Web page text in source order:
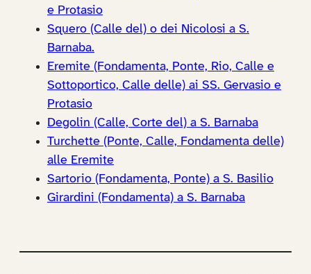
e Protasio
Squero (Calle del) o dei Nicolosi a S.
Barnaba.
Eremite (Fondamenta, Ponte, Rio, Calle e
Sottoportico, Calle delle) ai SS. Gervasio e
Protasio
Degolin (Calle, Corte del) a S. Barnaba
Turchette (Ponte, Calle, Fondamenta delle)
alle Eremite
Sartorio (Fondamenta, Ponte) a S. Basilio
Girardini (Fondamenta) a S. Barnaba